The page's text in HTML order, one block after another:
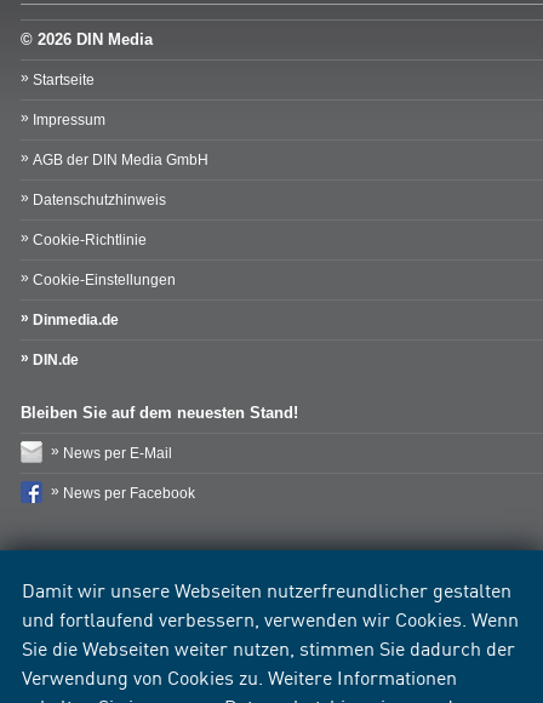
Damit wir unsere Webseiten nutzerfreundlicher gestalten
und fortlaufend verbessern, verwenden wir Cookies. Wenn
Sie die Webseiten weiter nutzen, stimmen Sie dadurch der
Verwendung von Cookies zu. Weitere Informationen
© 2026 DIN Media
Startseite
Impressum
AGB der DIN Media GmbH
Datenschutzhinweis
Cookie-Richtlinie
Cookie-Einstellungen
Dinmedia.de
DIN.de
Bleiben Sie auf dem neuesten Stand!
News per E-Mail
News per Facebook